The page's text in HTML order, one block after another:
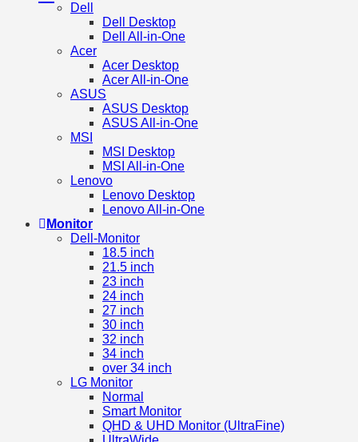
Dell
Dell Desktop
Dell All-in-One
Acer
Acer Desktop
Acer All-in-One
ASUS
ASUS Desktop
ASUS All-in-One
MSI
MSI Desktop
MSI All-in-One
Lenovo
Lenovo Desktop
Lenovo All-in-One
Monitor
Dell-Monitor
18.5 inch
21.5 inch
23 inch
24 inch
27 inch
30 inch
32 inch
34 inch
over 34 inch
LG Monitor
Normal
Smart Monitor
QHD & UHD Monitor (UltraFine)